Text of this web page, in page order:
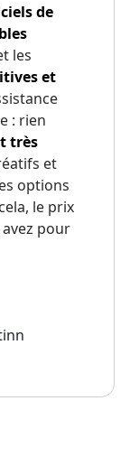
de
les
et
: rien
très
et
options
le prix
pour